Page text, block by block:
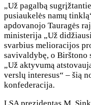
„Už pagalbą
pusiaukelės namų
apdovanojo Tauragės
ministerija „Už
svarbius melioracijos
savivaldybę, o Birštono
„Už aktyvumą
verslų interesus“ – šią
konfederacija.